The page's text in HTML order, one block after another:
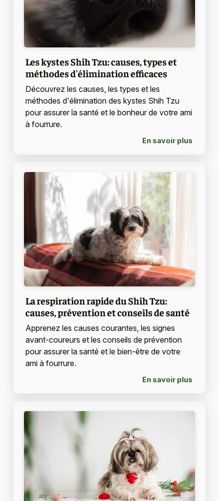
Les kystes Shih Tzu: causes, types et
méthodes d'élimination efficaces
Découvrez les causes, les types et les
méthodes d'élimination des kystes Shih Tzu
pour assurer la santé et le bonheur de votre ami
à fourrure.
En savoir plus
La respiration rapide du Shih Tzu:
causes, prévention et conseils de santé
Apprenez les causes courantes, les signes
avant-coureurs et les conseils de prévention
pour assurer la santé et le bien-être de votre
ami à fourrure.
En savoir plus